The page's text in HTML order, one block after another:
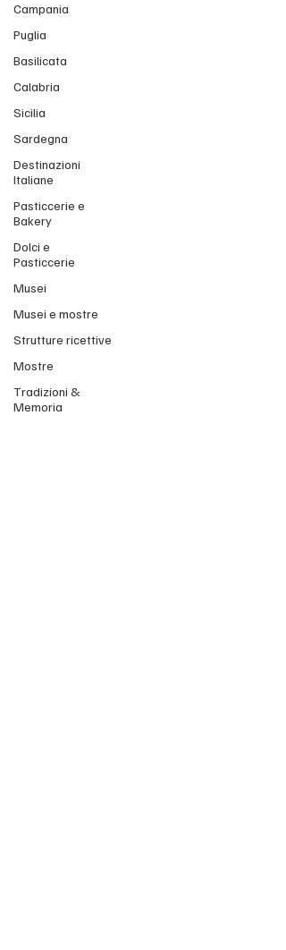
Campania
Puglia
Basilicata
Calabria
Sicilia
Sardegna
Destinazioni
Italiane
Pasticcerie e
Bakery
Dolci e
Pasticcerie
Musei
Musei e mostre
Strutture ricettive
Mostre
Tradizioni &
Memoria